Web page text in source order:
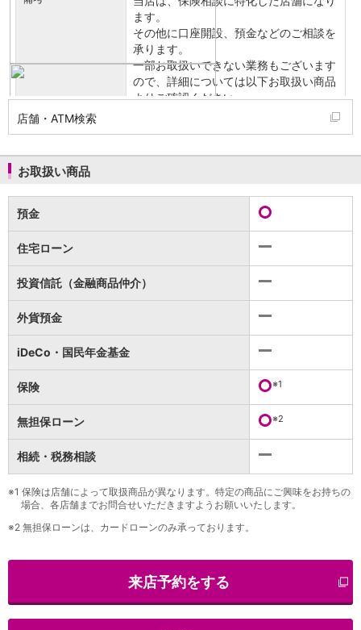
WealthNavi for イオン銀行（ロボアドバイザー）
まいクラウドファンディング
ローン
住宅ローン
新規お借入れの方
お借換えの方
フラット35
リ・バース60
カードローン
目的別ローンマイページ
保険
保険TOP
医療保険
就業不能保険
海外旅行保険
国内旅行傷害保険
スマホ保険
傷害保険
介護保険
カード
クレジットカード
デビットカード
インターネットバンキング
アプリ
イオン銀行アプリ TOP
イオン銀行PayB
iAEON
AEON Pay
店舗・ATM検索
お取扱い商品
預金
住宅ローン
投資信託（金融商品仲介）
外貨預金
iDeCo・国民年金基金
保険 ※1
無担保ローン ※2
相続・税務相談
※1 保険は店舗によって取扱商品が異なります。特定の商品にご興味をお持ちの
場合、各店舗までお問合せいただきますようお願いいたします。
※2 無担保ローンは、カードローンのみ承っております。
来店予約をする